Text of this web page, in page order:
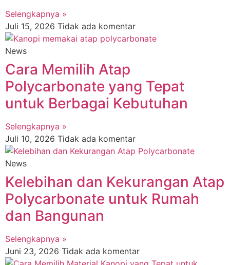
Selengkapnya »
Juli 15, 2026 Tidak ada komentar
News
Cara Memilih Atap
Polycarbonate yang Tepat
untuk Berbagai Kebutuhan
Selengkapnya »
Juli 10, 2026 Tidak ada komentar
News
Kelebihan dan Kekurangan Atap
Polycarbonate untuk Rumah
dan Bangunan
Selengkapnya »
Juni 23, 2026 Tidak ada komentar